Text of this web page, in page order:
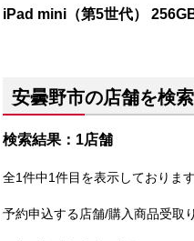
iPad mini（第5世代）
安曇野市の店舗を検
検索結果：1店舗
全1件中1件目を表示しておりま
予約申込する店舗/購入商品受取